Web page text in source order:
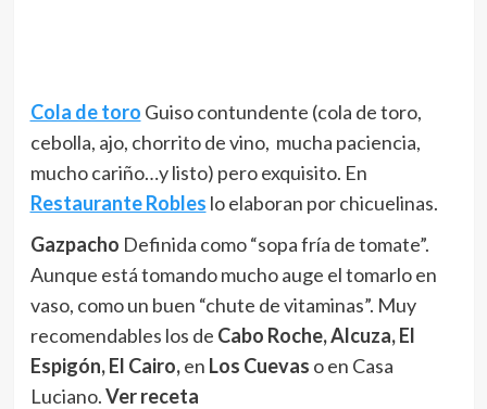
Cola de toro Guiso contundente (cola de toro,
cebolla, ajo, chorrito de vino, mucha paciencia,
mucho cariño…y listo) pero exquisito. En
Restaurante Robles lo elaboran por chicuelinas.
Gazpacho Definida como “sopa fría de tomate”.
Aunque está tomando mucho auge el tomarlo en
vaso, como un buen “chute de vitaminas”. Muy
recomendables los de Cabo Roche, Alcuza, El
Espigón, El Cairo,en Los Cuevas o en Casa
Luciano.Ver receta